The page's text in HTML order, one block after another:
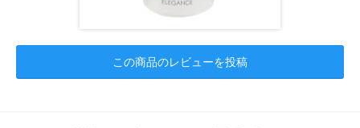
この商品のレビューを投稿